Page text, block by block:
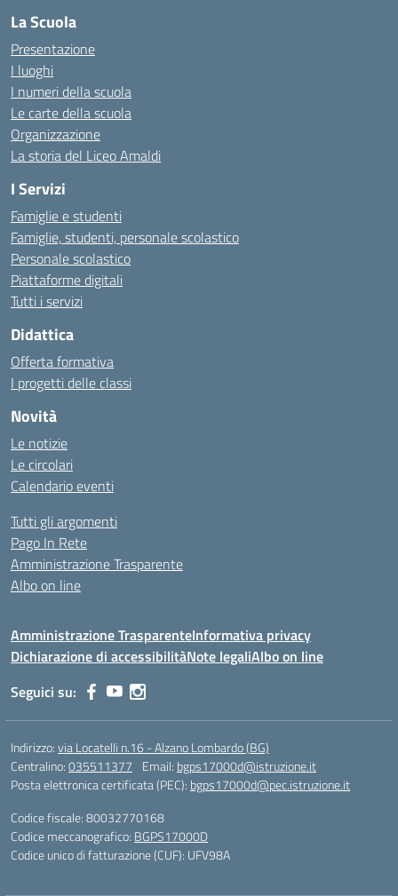
La Scuola
Presentazione
I luoghi
I numeri della scuola
Le carte della scuola
Organizzazione
La storia del Liceo Amaldi
I Servizi
Famiglie e studenti
Famiglie, studenti, personale scolastico
Personale scolastico
Piattaforme digitali
Tutti i servizi
Didattica
Offerta formativa
I progetti delle classi
Novità
Le notizie
Le circolari
Calendario eventi
Tutti gli argomenti
Pago In Rete
Amministrazione Trasparente
Albo on line
Amministrazione TrasparenteInformativa privacy
Dichiarazione di accessibilitàNote legaliAlbo on line
Seguici su:
Indirizzo:via Locatelli n.16 - Alzano Lombardo (BG)
Centralino:035511377 Email: bgps17000d@istruzione.it
Posta elettronica certificata (PEC): bgps17000d@pec.istruzione.it
Codice fiscale: 80032770168
Codice meccanografico: BGPS17000D
Codice unico di fatturazione (CUF): UFV98A